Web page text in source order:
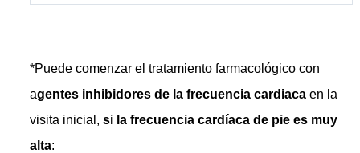
*Puede comenzar el tratamiento farmacológico con
agentes inhibidores de la frecuencia cardiaca en la
visita inicial, si la frecuencia cardíaca de pie es muy
alta: